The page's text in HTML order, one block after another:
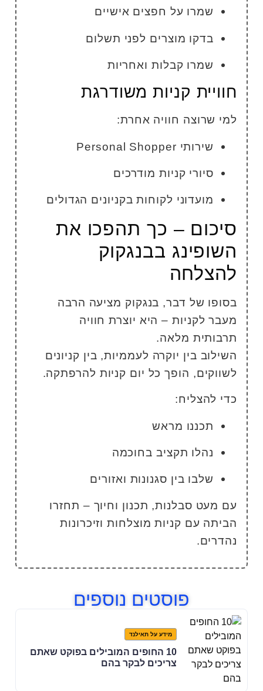
שמרו על חפצים אישיים
בדקו מוצרים לפני תשלום
שמרו קבלות ואחריות
קניות משודרגת
שרוצה חוויה אחרת:
שירותי Personal Shopper
סיורי קניות מודרכים
מועדוני לקוחות בקניונים הגדולים
– כך תהפכו את
בבנגקוק
של דבר, בנגקוק מציעה הרבה
לקניות – היא יוצרת חוויה
מלאה.
בין יוקרה לעממיות, בין קניונים
הופך כל יום קניות להרפתקה.
להצליח:
תכננו מראש
נהלו תקציב בחוכמה
שלבו בין סגנונות ואזורים
מעט סבלנות, תכנון וחיוך – תחזרו
עם קניות מוצלחות וזיכרונות
פוסטים נוספים
מידע על תאילנד
10 החופים המובילים בפוקט שאתם
צריכים לבקר בהם